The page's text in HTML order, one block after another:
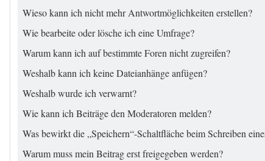
Wieso kann ich nicht mehr Antwortmöglichkeiten erstellen?
Wie bearbeite oder lösche ich eine Umfrage?
Warum kann ich auf bestimmte Foren nicht zugreifen?
Weshalb kann ich keine Dateianhänge anfügen?
Weshalb wurde ich verwarnt?
Wie kann ich Beiträge den Moderatoren melden?
Was bewirkt die „Speichern“-Schaltfläche beim Schreiben
Warum muss mein Beitrag erst freigegeben werden?